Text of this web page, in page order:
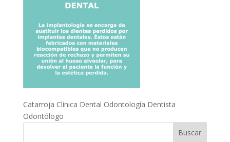
Catarroja Clínica Dental Odontología Dentista
Odontólogo